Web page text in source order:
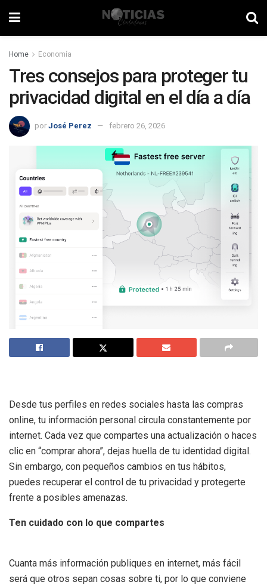
Home Economía
Tres consejos para proteger tu
privacidad digital en el día a día
por José Perez febrero 26, 2026
Desde tus perfiles en redes sociales hasta las compras
online, tu información personal circula constantemente por
internet. Cada vez que compartes una actualización o haces
clic en “comprar ahora”, dejas huella de tu identidad digital.
Sin embargo, con pequeños cambios en tus hábitos,
puedes recuperar el control de tu privacidad y protegerte
frente a posibles amenazas.
Ten cuidado con lo que compartes
Cuanta más información publiques en internet, más fácil
será que otros sepan cosas sobre ti, por lo que conviene